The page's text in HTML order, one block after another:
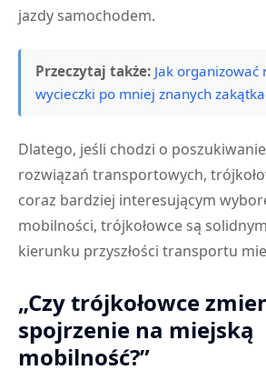
jazdy samochodem.
Przeczytaj także: Jak organizować
wycieczki po mniej znanych
Dlatego, jeśli chodzi o
rozwiązań transportowych,
coraz bardziej interesującym
mobilności, trójkołowce są
kierunku przyszłości transportu
„Czy trójkołowce
spojrzenie na miejską
mobilność?”